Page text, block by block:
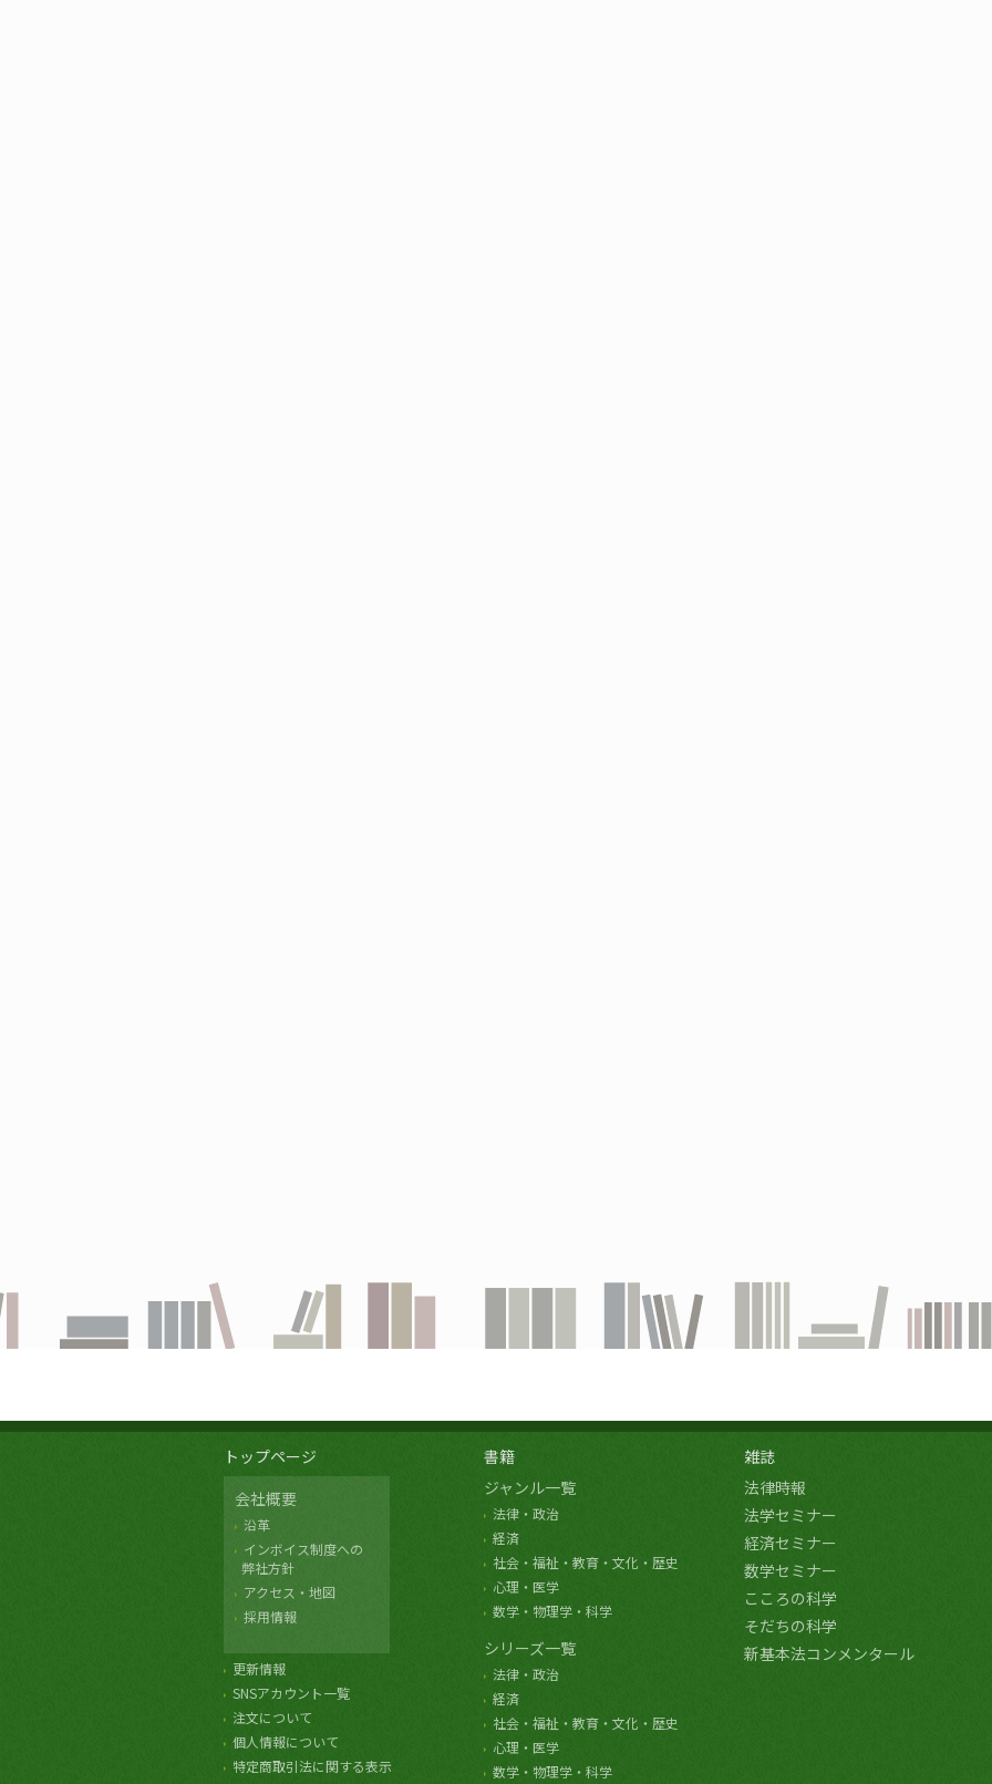
トップページ
会社概要
沿革
インボイス制度への
弊社方針
アクセス・地図
採用情報
更新情報
SNSアカウント一覧
注文について
個人情報について
特定商取引法に関する表示
書籍
ジャンル一覧
法律・政治
経済
社会・福祉・教育・文化・歴史
心理・医学
数学・物理学・科学
シリーズ一覧
法律・政治
経済
社会・福祉・教育・文化・歴史
心理・医学
数学・物理学・科学
雑誌
法律時報
法学セミナー
経済セミナー
数学セミナー
こころの科学
そだちの科学
新基本法コンメンタール